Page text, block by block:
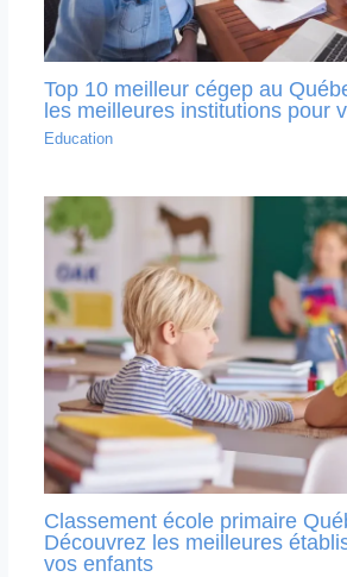
Top 10 meilleur cégep au
les meilleures institutions pour
Education
Classement école primaire
Découvrez les meilleures
vos enfants